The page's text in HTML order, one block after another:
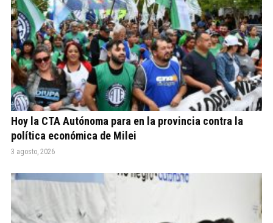
Hoy la CTA Autónoma para en la provincia contra la
política económica de Milei
3 agosto, 2026